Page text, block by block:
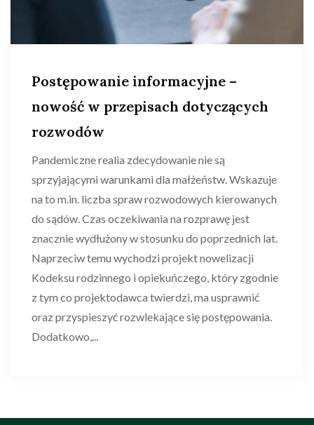
Postępowanie informacyjne –
nowość w przepisach dotyczących
rozwodów
Pandemiczne realia zdecydowanie nie są
sprzyjającymi warunkami dla małżeństw. Wskazuje
na to m.in. liczba spraw rozwodowych kierowanych
do sądów. Czas oczekiwania na rozprawę jest
znacznie wydłużony w stosunku do poprzednich lat.
Naprzeciw temu wychodzi projekt nowelizacji
Kodeksu rodzinnego i opiekuńczego, który zgodnie
z tym co projektodawca twierdzi, ma usprawnić
oraz przyspieszyć rozwlekające się postępowania.
Dodatkowo,...